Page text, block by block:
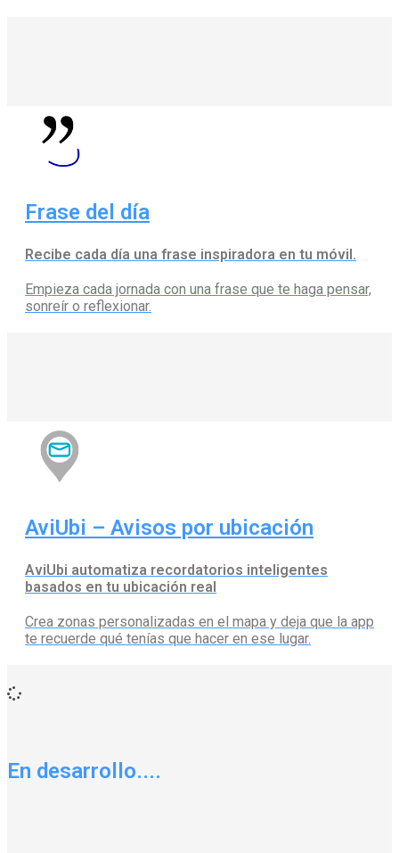
Frase del día
Recibe cada día una frase inspiradora en tu móvil.
Empieza cada jornada con una frase que te haga pensar,
sonreír o reflexionar.
AviUbi – Avisos por ubicación
AviUbi automatiza recordatorios inteligentes
basados en tu ubicación real
Crea zonas personalizadas en el mapa y deja que la app
te recuerde qué tenías que hacer en ese lugar.
En desarrollo....